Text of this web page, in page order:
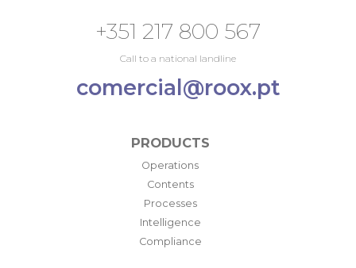
+351 217 800 567
Call to a national landline
comercial@roox.pt
PRODUCTS
Operations
Contents
Processes
Intelligence
Compliance